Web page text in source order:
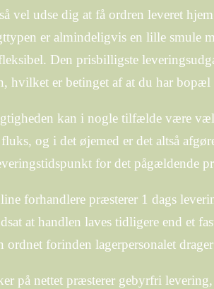
vel udse dig at få ordren leveret
er almindeligvis en lille smule
Den prisbilligste
hvilket er betinget af at du har bopæl
kan i nogle tilfælde være
og i det øjemed er det altså
for det pågældende
forhandlere præsterer 1 dags
at handlen laves tidligere end et
ordnet forinden lagerpersonalet
på nettet præsterer gebyrfri